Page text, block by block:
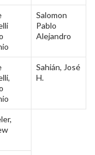
Salomon
Pablo
Alejandro
Sahián, José
H.